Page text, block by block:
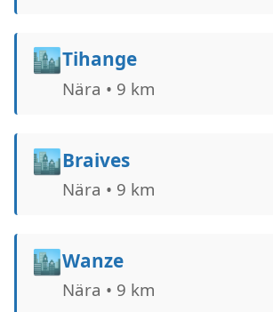
🏙️Tihange
Nära • 9 km
🏙️Braives
Nära • 9 km
🏙️Wanze
Nära • 9 km